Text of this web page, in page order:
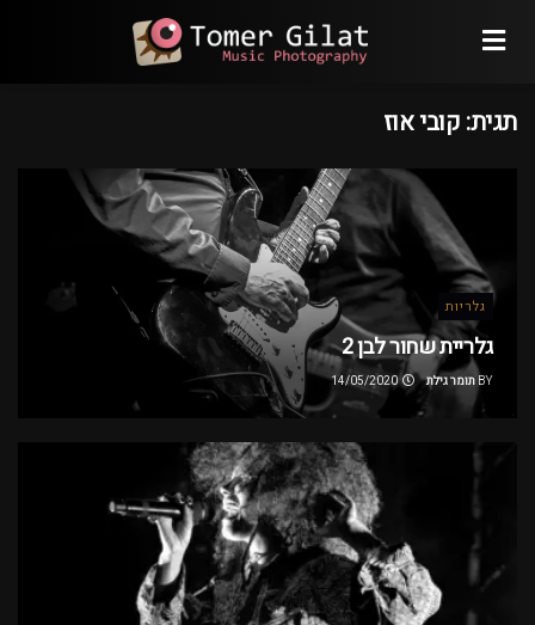
תגית: קובי אוז
גלריות
גלריית שחור לבן 2
BY תומר גילת 14/05/2020